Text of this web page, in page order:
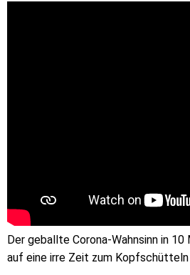
Der geballte Corona-Wahnsinn in
auf eine irre Zeit zum Kopfschütteln